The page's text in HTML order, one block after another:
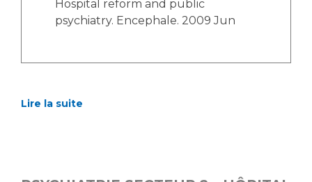
Hospital reform and public
psychiatry. Encephale. 2009 Jun
Lire la suite